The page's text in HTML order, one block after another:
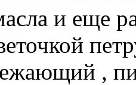
и ещe
,